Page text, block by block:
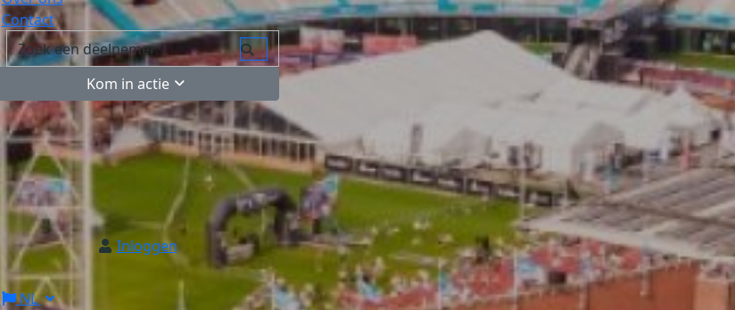
Contact
Kom in actie
Inloggen
NL